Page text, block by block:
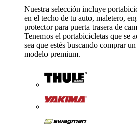
Nuestra selección incluye
en el techo de tu auto, maletero,
protector para puerta trasera de
Tenemos el portabicicletas que se
sea que estés buscando comprar
modelo premium.